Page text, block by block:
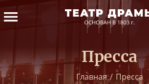
Пресса
Главная / Пресса